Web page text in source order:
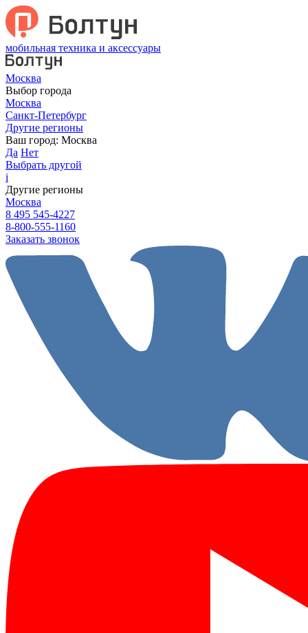
мобильная техника и аксессуары
Москва
Выбор города
Москва
Санкт-Петербург
Другие регионы
Ваш город: Москва
Да Нет
Выбрать другой
i
Другие регионы
Москва
8 495 545-4227
8-800-555-1160
Заказать звонок